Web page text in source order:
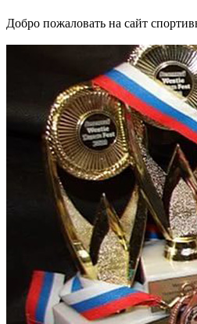
Добро пожаловать на сайт